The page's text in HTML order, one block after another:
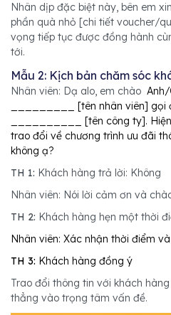
Nhân dịp đặc biệt này, bên em
phần quà nhỏ [chi tiết voucher/
vọng tiếp tục được đồng hành
tới.
Mẫu 2: Kịch bản chăm sóc
Nhân viên: Dạ alo, em chào Anh/
_________ [tên nhân viên] gọi
__________ [tên công ty].
trao đổi về chương trình ưu đãi
không ạ?
TH 1: Khách hàng trả lời: Không
Nhân viên: Nói lời cảm ơn và
TH 2: Khách hàng hẹn một thời
Nhân viên: Xác nhận thời điểm
TH 3: Khách hàng đồng ý
Trao đổi thông tin với khách
thẳng vào trọng tâm vấn đề.